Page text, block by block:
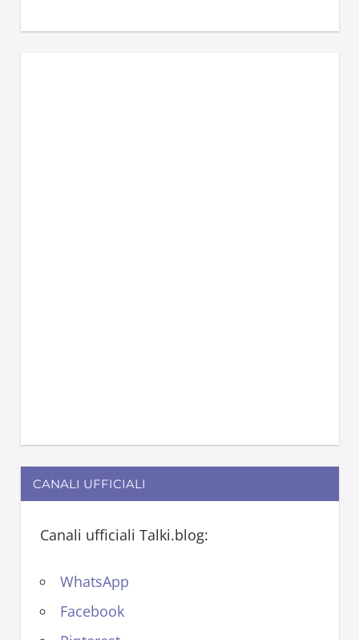
CANALI UFFICIALI
Canali ufficiali Talki.blog:
WhatsApp
Facebook